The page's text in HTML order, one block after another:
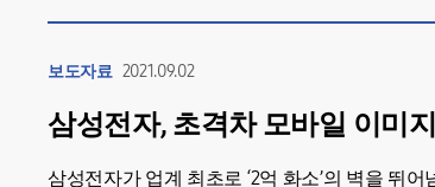
보도자료 2021.09.02
삼성전자, 초격차 모바일 이미
삼성전자가 업계 최초로 ‘2억 화소’의 벽을 뛰